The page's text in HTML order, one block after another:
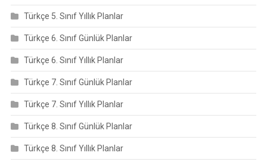
Türkçe 5. Sınıf Yıllık Planlar
Türkçe 6. Sınıf Günlük Planlar
Türkçe 6. Sınıf Yıllık Planlar
Türkçe 7. Sınıf Günlük Planlar
Türkçe 7. Sınıf Yıllık Planlar
Türkçe 8. Sınıf Günlük Planlar
Türkçe 8. Sınıf Yıllık Planlar